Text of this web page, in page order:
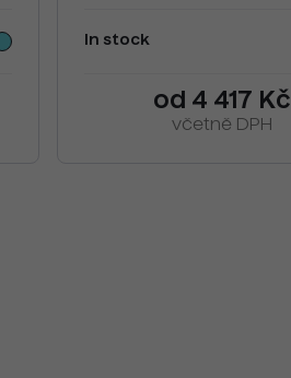
In stock
od 4 417 Kč
včetně DPH